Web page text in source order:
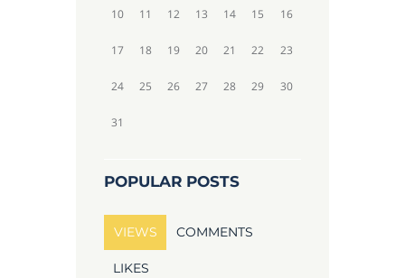
10 11 12 13 14 15 16
17 18 19 20 21 22 23
24 25 26 27 28 29 30
31
POPULAR POSTS
VIEWS COMMENTS
LIKES